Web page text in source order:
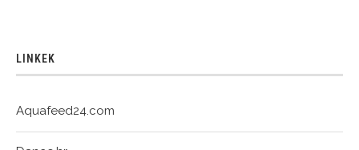
LINKEK
Aquafeed24.com